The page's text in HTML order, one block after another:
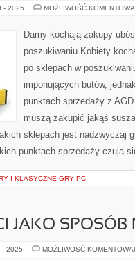
- 2025 MOŻLIWOŚĆ
Damy kochają zakupy
poszukiwaniu Kobiety
po sklepach w
imponujących butów,
punktach sprzedaży z
muszą zakupić jakąś
sklepach jest nadzwyczaj
punktach sprzedaży czują
I KLASYCZNE GRY PC
JAKO SPOSÓB
- 2025 MOŻLIWOŚĆ